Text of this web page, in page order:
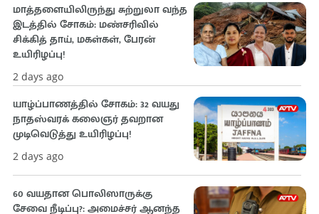
மாத்தளையிலிருந்து சுற்றுலா வந்த
இடத்தில் சோகம்: மண்சரிவில்
சிக்கித் தாய், மகள்கள், பேரன்
உயிரிழப்பு!
2 days ago
யாழ்ப்பாணத்தில் சோகம்: 32 வயது
நாதஸ்வரக் கலைஞர் தவறான
முடிவெடுத்து உயிரிழப்பு!
2 days ago
60 வயதான பொலிஸாருக்கு
சேவை நீடிப்பு?: அமைச்சர் ஆனந்த